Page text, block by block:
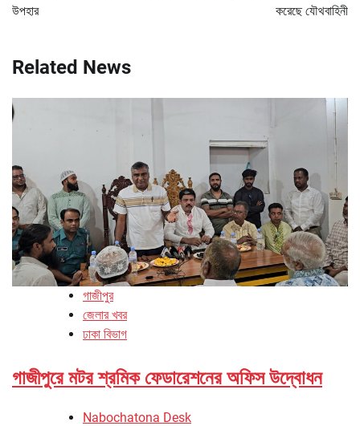
উপহার
করেছে যৌথবাহিনী
Related News
গাজীপুর
জেলার খবর
ঢাকা বিভাগ
গাজীপুরে মটর শ্রমিক ফেডারেশনের অফিস উদ্বোধন
Nabochatona Desk